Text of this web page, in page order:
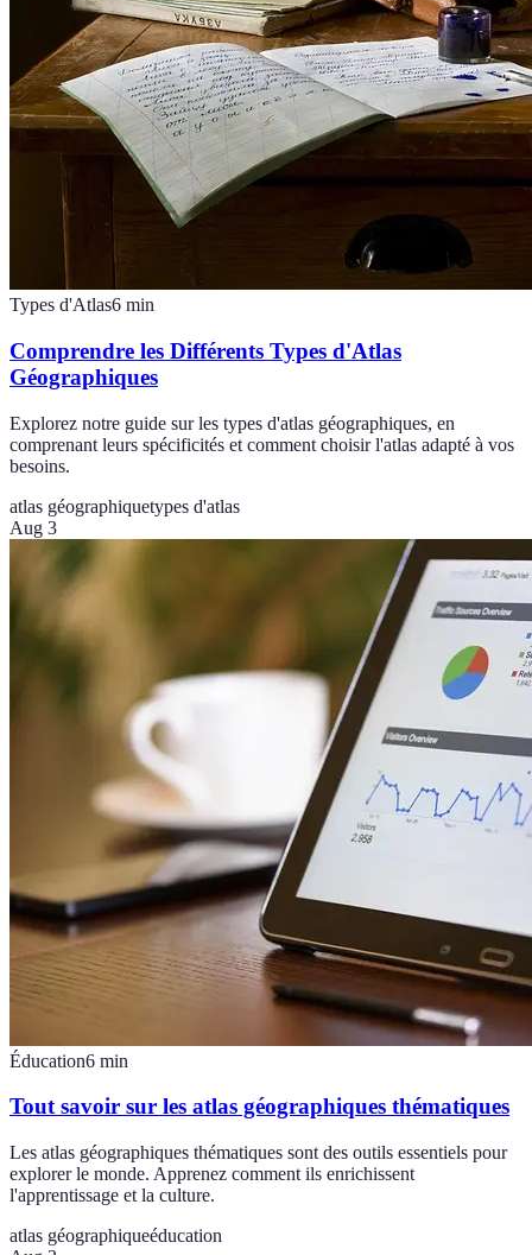
Types d'Atlas6 min
Comprendre les Différents Types d'Atlas
Géographiques
Explorez notre guide sur les types d'atlas géographiques, en
comprenant leurs spécificités et comment choisir l'atlas adapté à vos
besoins.
atlas géographiquetypes d'atlas
Aug 3
Éducation6 min
Tout savoir sur les atlas géographiques thématiques
Les atlas géographiques thématiques sont des outils essentiels pour
explorer le monde. Apprenez comment ils enrichissent
l'apprentissage et la culture.
atlas géographiqueéducation